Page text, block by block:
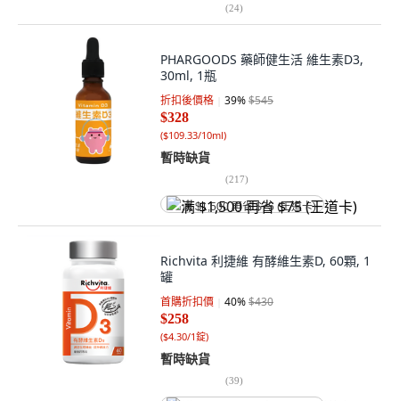
(24)
PHARGOODS 藥師健生活 維生素D3,
30ml, 1瓶
折扣後價格 39%$545
$328
($109.33/10ml)
暫時缺貨
(217)
满 $1,500 再省 $75 (王道卡)
Richvita 利捷維 有酵維生素D, 60顆, 1
罐
首購折扣價 40%$430
$258
($4.30/1錠)
暫時缺貨
(39)